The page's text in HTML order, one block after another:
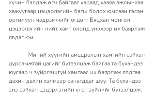
хүчин бэлдэж өгч байгааг хараад хааяа ажлынхаа
хажуугаар цэцэрлэгийн багш болох юмсаан гэсэн
оргилуун мэдрэмжийг өгдөгт Бяцхан монгол
цэцэрлэгийн нийт хамт олонд үнэхээр их баярлаж
явдаг юм.
дурсамжтай цагийг бүтээлцэж байгаа та бүхэндээ
юугаар ч зүйрлэшгүй хамгаас их баярлаж явдгаа
дахин дахин хэлмээр санагддаг шүү. Та бүхэндээ
энэ сайхан цэцэрлэгийн үнэт зүйлийг бүтээлцэж,